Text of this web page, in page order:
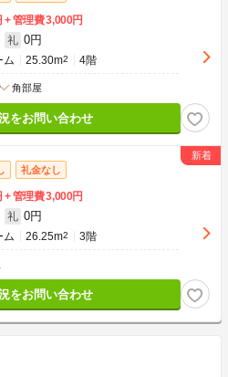
管理費3,000円
礼 0円
ム 25.30m2 4階
角部屋
をお問い合わせ
礼金なし
管理費3,000円
礼 0円
ム 26.25m2 3階
をお問い合わせ